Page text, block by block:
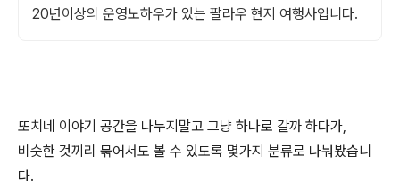
20년이상의 운영노하우가 있는 팔라우 현지 여행사입니다.
또치네 이야기 공간을 나누지말고 그냥 하나로 갈까 하다가,
비슷한 것끼리 묶어서도 볼 수 있도록 몇가지 분류로 나눠봤습니
다.